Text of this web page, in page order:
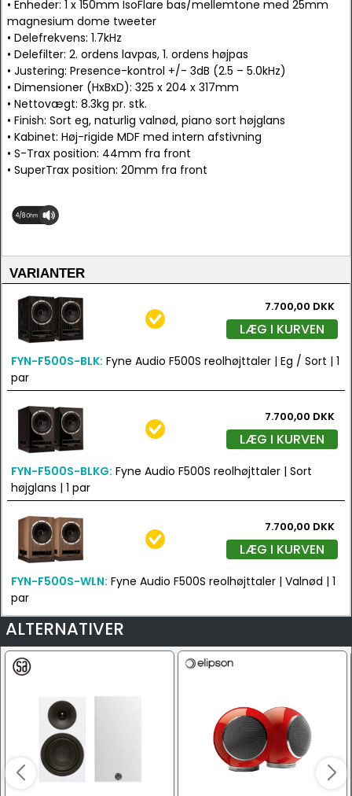
• Enheder: 1 x 150mm IsoFlare bas/mellemtone med 25mm
magnesium dome tweeter
• Delefrekvens: 1.7kHz
• Delefilter: 2. ordens lavpas, 1. ordens højpas
• Justering: Presence-kontrol +/- 3dB (2.5 – 5.0kHz)
• Dimensioner (HxBxD): 325 x 204 x 317mm
• Nettovægt: 8.3kg pr. stk.
• Finish: Sort eg, naturlig valnød, piano sort højglans
• Kabinet: Høj-rigide MDF med intern afstivning
• S-Trax position: 44mm fra front
• SuperTrax position: 20mm fra front
VARIANTER
7.700,00 DKK
LÆG I KURVEN
FYN-F500S-BLK: Fyne Audio F500S reolhøjttaler | Eg / Sort | 1
par
7.700,00 DKK
LÆG I KURVEN
FYN-F500S-BLKG: Fyne Audio F500S reolhøjttaler | Sort
højglans | 1 par
7.700,00 DKK
LÆG I KURVEN
FYN-F500S-WLN: Fyne Audio F500S reolhøjttaler | Valnød | 1
par
ALTERNATIVER